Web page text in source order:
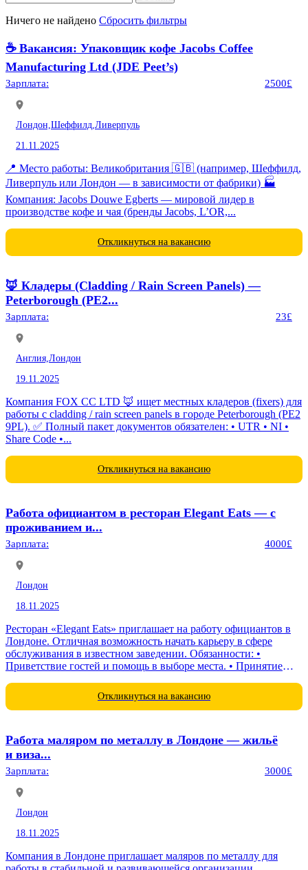
Ничего не найдено Сбросить фильтры
☕️ Вакансия: Упаковщик кофе Jacobs Coffee
Manufacturing Ltd (JDE Peet’s)
Зарплата: 2500£
Лондон, Шеффилд, Ливерпуль
21.11.2025
📍 Место работы: Великобритания 🇬🇧 (например, Шеффилд,
Ливерпуль или Лондон — в зависимости от фабрики) 🏭
Компания: Jacobs Douwe Egberts — мировой лидер в
производстве кофе и чая (бренды Jacobs, L’OR,...
Откликнуться на вакансию
🦊 Кладеры (Cladding / Rain Screen Panels) —
Peterborough (PE2...
Зарплата: 23£
Англия, Лондон
19.11.2025
Компания FOX CC LTD 🦊 ищет местных кладеров (fixers) для
работы с cladding / rain screen panels в городе Peterborough (PE2
9PL). ✅ Полный пакет документов обязателен: • UTR • NI •
Share Code •...
Откликнуться на вакансию
Работа официантом в ресторан Elegant Eats — с
проживанием и...
Зарплата: 4000£
Лондон
18.11.2025
Ресторан «Elegant Eats» приглашает на работу официантов в
Лондоне. Отличная возможность начать карьеру в сфере
обслуживания в известном заведении. Обязанности: •
Приветствие гостей и помощь в выборе места. • Принятие
Откликнуться на вакансию
Работа маляром по металлу в Лондоне — жильё
и виза...
Зарплата: 3000£
Лондон
18.11.2025
Компания в Лондоне приглашает маляров по металлу для